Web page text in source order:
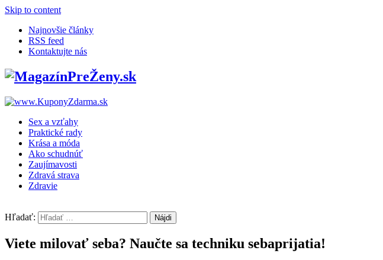
Skip to content
Najnovšie články
RSS feed
Kontaktujte nás
Sex a vzťahy
Praktické rady
Krása a móda
Ako schudnúť
Zaujímavosti
Zdravá strava
Zdravie
Hľadať:
Viete milovať seba? Naučte sa techniku sebaprijatia!